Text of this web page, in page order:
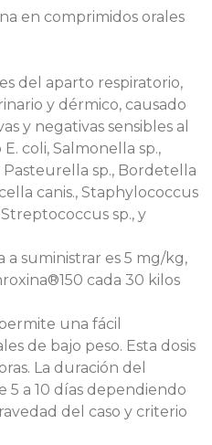
en comprimidos orales
del aparto respiratorio,
y dérmico, causado
y negativas sensibles al
coli, Salmonella sp.,
Pasteurella sp., Bordetella
canis., Staphylococcus
sp., y
a suministrar es 5 mg/kg,
cada 30 kilos
una fácil
de bajo peso. Esta dosis
La duración del
5 a 10 días dependiendo
del caso y criterio